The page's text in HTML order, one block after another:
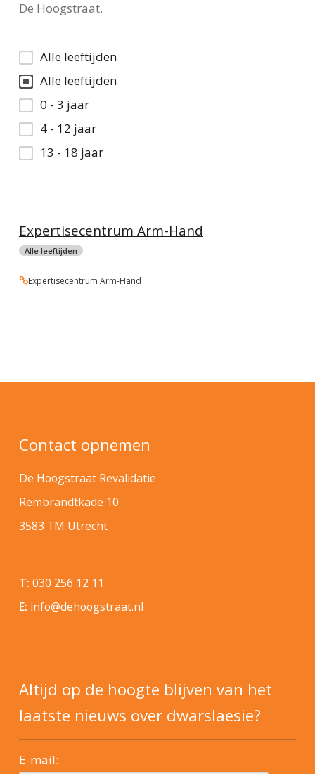
De Hoogstraat.
Alle leeftijden
Alle leeftijden
0 - 3 jaar
4 - 12 jaar
13 - 18 jaar
Expertisecentrum Arm-Hand
Alle leeftijden
Expertisecentrum Arm-Hand
Contact opnemen
De Hoogstraat Revalidatie
Rembrandtkade 10
3583 TM Utrecht
T: 030 256 12 11
E: info@dehoogstraat.nl
Altijd op de hoogte blijven van het
laatste nieuws over dwarslaesie?
E-mail: